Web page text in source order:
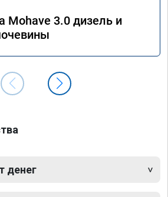
Mohave 3.0 дизель и
денег